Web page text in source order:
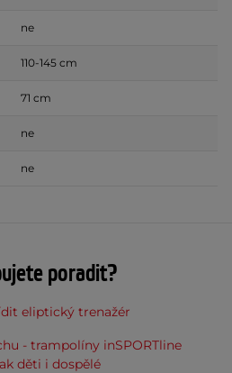
ne
110-145 cm
71 cm
ne
ne
poradit?
eliptický trenažér
- trampolíny inSPORTline
děti i dospělé